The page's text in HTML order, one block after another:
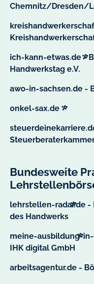
Chemnitz/Dresden/
ich-kann-etwas.de -
Handwerkstag e.V.
awo-in-sachsen.de -
onkel-sax.deexterner
Bundesweite
lehrstellen-radar.de -
des Handwerks
meine-ausbildung-
IHK digital GmbH
arbeitsagentur.de -